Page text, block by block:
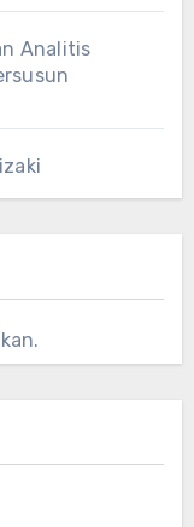
Analitis